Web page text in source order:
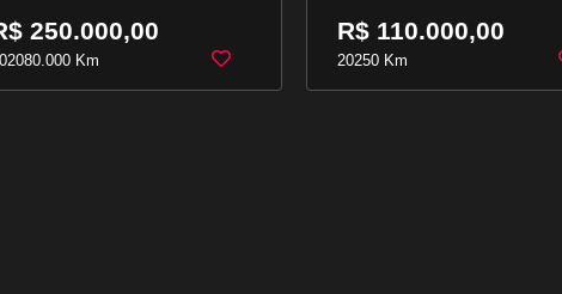
250.000,00
80.000 Km
R$ 110.000,00
20250 Km